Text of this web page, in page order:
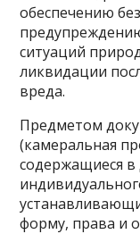
обеспечению
ситуаций
ликвидации
вреда.
Предметом
(камеральная
содержащиеся в
форму, права и